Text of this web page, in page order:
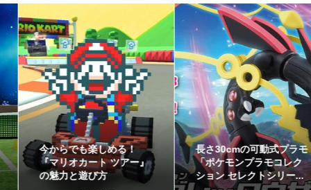
今からでも楽しめる！
『マリオカート ツアー』
の魅力と遊び方
長さ30cmの可動式プラモ
「ポケモンプラモコレク
ション セレクトシリー...